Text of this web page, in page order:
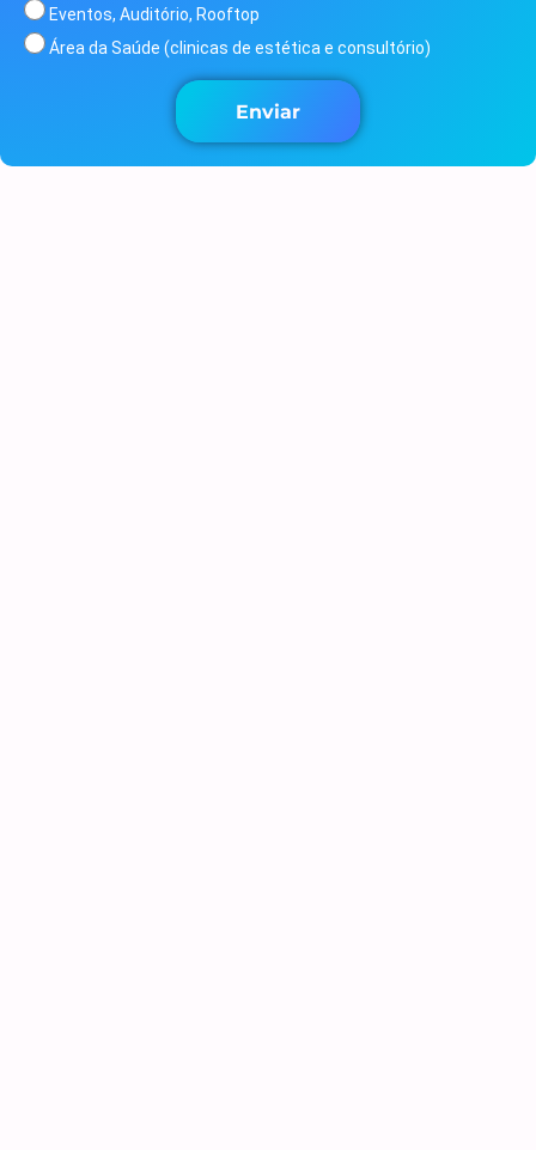
Eventos, Auditório, Rooftop
Área da Saúde (clinicas de estética e consultório)
Enviar